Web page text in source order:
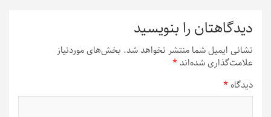
دیدگاهتان را بنویسید
نشانی ایمیل شما منتشر نخواهد شد. بخش‌های موردنیاز
علامت‌گذاری شده‌اند*
دیدگاه*